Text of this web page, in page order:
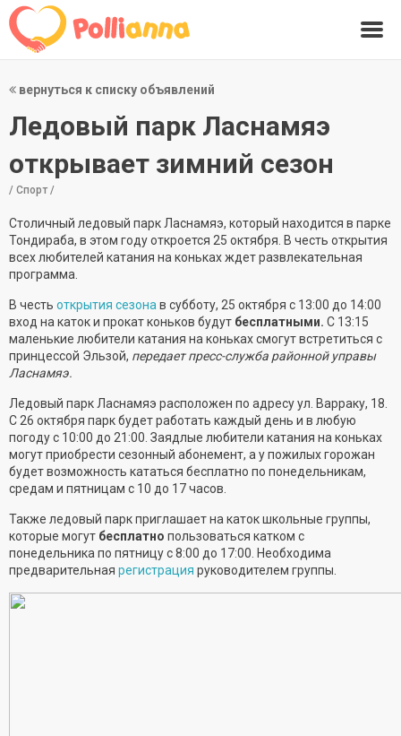
вернуться к списку объявлений
Ледовый парк Ласнамяэ
открывает зимний сезон
/ Спорт /
Столичный ледовый парк Ласнамяэ, который находится в парке
Тондираба, в этом году откроется 25 октября. В честь открытия
всех любителей катания на коньках ждет развлекательная
программа.
В честь открытия сезона в субботу, 25 октября с 13:00 до 14:00
вход на каток и прокат коньков будут бесплатными. С 13:15
маленькие любители катания на коньках смогут встретиться с
принцессой Эльзой, передает пресс-служба районной управы
Ласнамяэ.
Ледовый парк Ласнамяэ расположен по адресу ул. Варраку, 18.
С 26 октября парк будет работать каждый день и в любую
погоду с 10:00 до 21:00. Заядлые любители катания на коньках
могут приобрести сезонный абонемент, а у пожилых горожан
будет возможность кататься бесплатно по понедельникам,
средам и пятницам с 10 до 17 часов.
Также ледовый парк приглашает на каток школьные группы,
которые могут бесплатно пользоваться катком с
понедельника по пятницу с 8:00 до 17:00. Необходима
предварительная регистрация руководителем группы.